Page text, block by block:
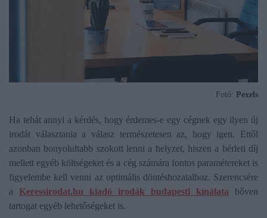
Fotó: Pexels
Ha tehát annyi a kérdés, hogy érdemes-e egy cégnek egy ilyen új
irodát választania a válasz természetesen az, hogy igen. Ettől
azonban bonyolultabb szokott lenni a helyzet, hiszen a bérleti díj
mellett egyéb költségeket és a cég számára fontos paramétereket is
figyelembe kell venni az optimális döntéshozatalhoz. Szerencsére
a Keressirodat.hu kiadó irodák budapesti kínálata bőven
tartogat egyéb lehetőségeket is.